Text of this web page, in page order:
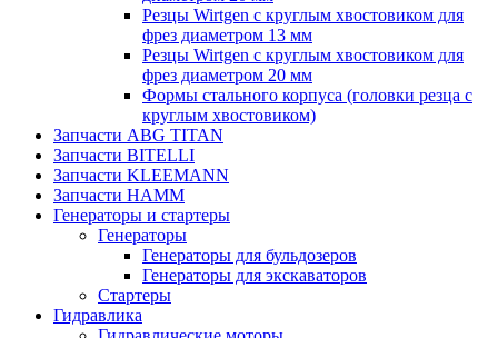
Резцы Wirtgen с круглым хвостовиком для
фрез диаметром 13 мм
Резцы Wirtgen с круглым хвостовиком для
фрез диаметром 20 мм
Формы стального корпуса (головки резца с
круглым хвостовиком)
Запчасти ABG TITAN
Запчасти BITELLI
Запчасти KLEEMANN
Запчасти HAMM
Генераторы и стартеры
Генераторы
Генераторы для бульдозеров
Генераторы для экскаваторов
Стартеры
Гидравлика